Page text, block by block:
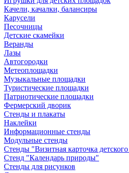
Качели, качалки, балансиры
Карусели
Песочницы
Детские скамейки
Веранды
Лазы
Автогородки
Метеоплощадки
Музыкальные площадки
Туристические площадки
Патриотические площадки
Фермерский дворик
Стенды и плакаты
Наклейки
Информационные стенды
Модульные стенды
Стенды "Визитная карточка детского
Стенд "Календарь природы"
Стенды для рисунков